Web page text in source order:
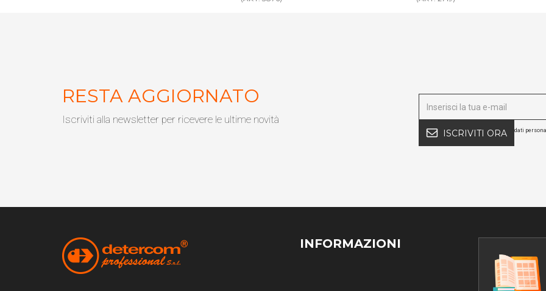
RESTA AGGIORNATO
Iscriviti alla newsletter per ricevere le ultime novità
ISCRIVITI ORA dati
INFORMAZIONI